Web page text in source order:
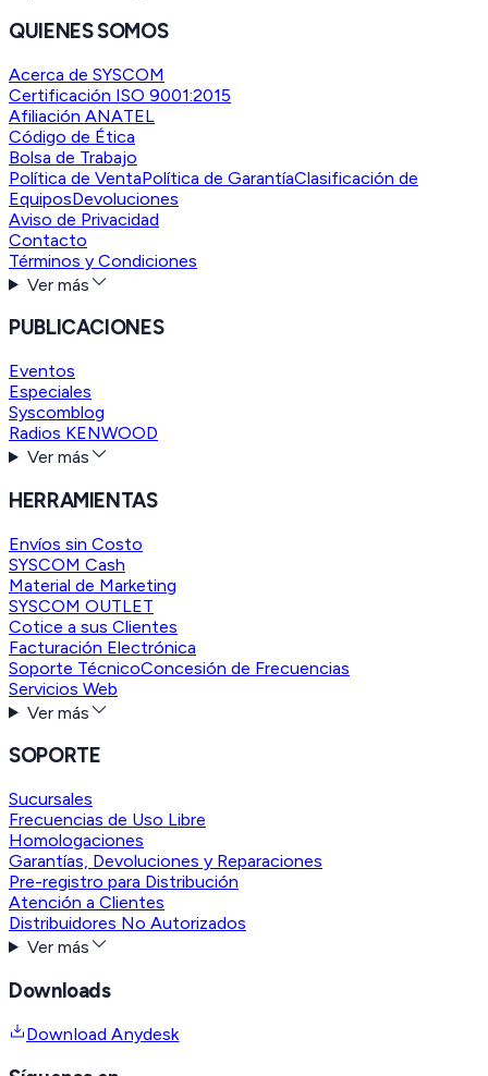
QUIENES SOMOS
Acerca de SYSCOM
Certificación ISO 9001:2015
Afiliación ANATEL
Código de Ética
Bolsa de Trabajo
Política de VentaPolítica de GarantíaClasificación de
EquiposDevoluciones
Aviso de Privacidad
Contacto
Términos y Condiciones
Ver más
PUBLICACIONES
Eventos
Especiales
Syscomblog
Radios KENWOOD
Ver más
HERRAMIENTAS
Envíos sin Costo
SYSCOM Cash
Material de Marketing
SYSCOM OUTLET
Cotice a sus Clientes
Facturación Electrónica
Soporte TécnicoConcesión de Frecuencias
Servicios Web
Ver más
SOPORTE
Sucursales
Frecuencias de Uso Libre
Homologaciones
Garantías, Devoluciones y Reparaciones
Pre-registro para Distribución
Atención a Clientes
Distribuidores No Autorizados
Ver más
Downloads
Download Anydesk